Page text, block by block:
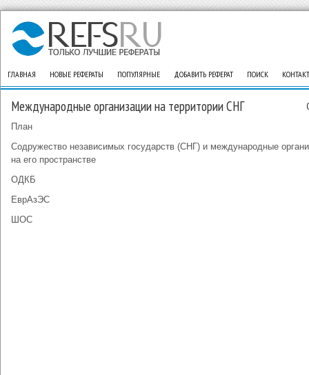
ГЛАВНАЯ НОВЫЕ РЕФЕРАТЫ ПОПУЛЯРНЫЕ ДОБАВИТЬ РЕФЕРАТ ПОИСК
Международные организации на территории СНГ
План
Содружество независимых государств (СНГ) и международные
на его пространстве
ОДКБ
ЕврАзЭС
ШОС